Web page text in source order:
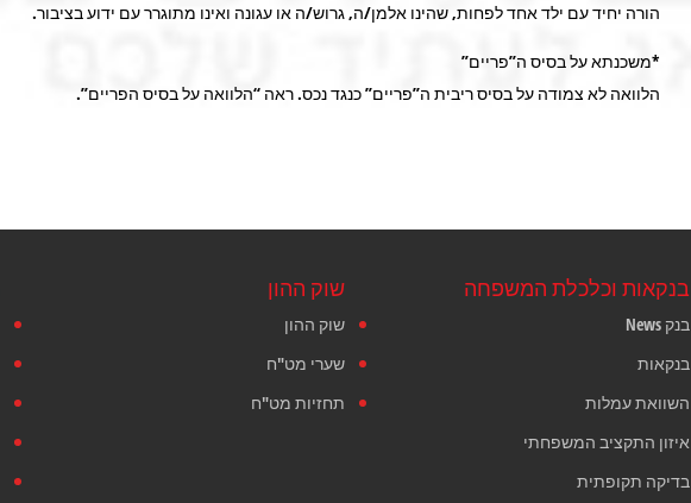
הורה יחיד עם ילד אחד לפחות, שהינו אלמן/ה, גרוש/ה או עגונה ואינו מתוגרר עם ידוע בציבור.
*משכנתא על בסיס ה”פריים”
הלוואה לא צמודה על בסיס ריבית ה”פריים” כנגד נכס. ראה “הלוואה על בסיס הפריים”.
שוק ההון
שוק ההון
שערי מט"ח
תחזיות מט"ח
בנקאות וכלכלת המשפחה
בנק News
בנקאות
השוואת עמלות
איזון התקציב המשפחתי
בדיקה תקופתית